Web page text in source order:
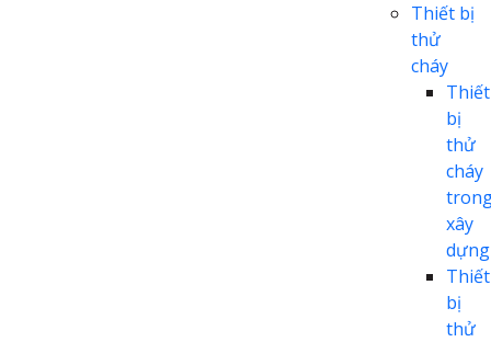
Thiết bị
thử
cháy
Thiết
bị
thử
cháy
xây
dựng
Thiết
bị
thử